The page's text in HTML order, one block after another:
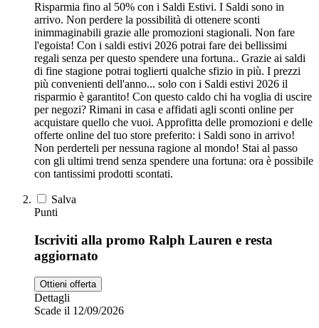
Unieuro
Risparmia fino al 50% con i Saldi Estivi. I Saldi sono in
arrivo. Non perdere la possibilità di ottenere sconti
inimmaginabili grazie alle promozioni stagionali. Non fare
l'egoista! Con i saldi estivi 2026 potrai fare dei bellissimi
regali senza per questo spendere una fortuna.. Grazie ai saldi
di fine stagione potrai toglierti qualche sfizio in più. I prezzi
più convenienti dell'anno... solo con i Saldi estivi 2026 il
risparmio è garantito! Con questo caldo chi ha voglia di uscire
per negozi? Rimani in casa e affidati agli sconti online per
acquistare quello che vuoi. Approfitta delle promozioni e delle
offerte online del tuo store preferito: i Saldi sono in arrivo!
Non perderteli per nessuna ragione al mondo! Stai al passo
con gli ultimi trend senza spendere una fortuna: ora è possibile
con tantissimi prodotti scontati.
Salva
Punti
Iscriviti alla promo Ralph Lauren e resta
aggiornato
Ottieni offerta
Dettagli
Scade il 12/09/2026